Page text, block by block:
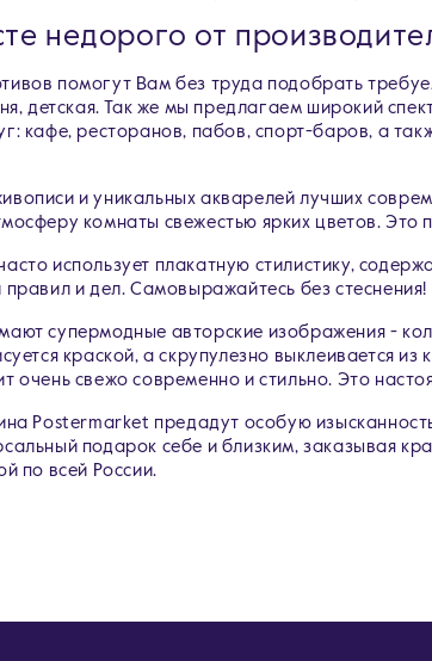
недорого от
помогут Вам без труда подобрать
детская. Так же мы предлагаем широкий
кафе, ресторанов, пабов, спорт-баров, а
и уникальных акварелей лучших
комнаты свежестью ярких цветов. Это
использует плакатную стилистику,
и дел. Самовыражайтесь без стеснения!
супермодные авторские изображения -
краской, а скрупулезно выклеивается из
очень свежо современно и стильно. Это
Postermarket предадут особую
подарок себе и близким, заказывая
по всей России.